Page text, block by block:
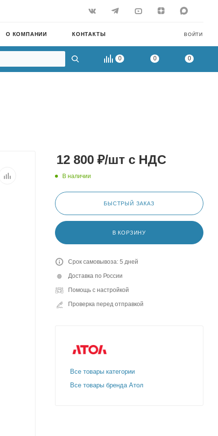
ВОЙТИ
О КОМПАНИИ КОНТАКТЫ
0 0 0
12 800 ₽/шт с НДС
В наличии
БЫСТРЫЙ ЗАКАЗ
В КОРЗИНУ
Срок самовывоза: 5 дней
Доставка по России
Помощь с настройкой
Проверка перед отправкой
Все товары категории
Все товары бренда Атол